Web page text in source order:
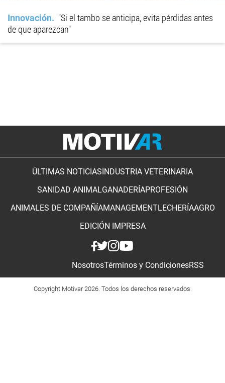
Innovación
"Si el tambo se anticipa, evita pérdidas antes
de que aparezcan"
ÚLTIMAS NOTICIAS INDUSTRIA VETERINARIA
SANIDAD ANIMALGANADERÍAPROFESIÓN
ANIMALES DE COMPAÑÍAMANAGEMENTLECHERÍAAGRO
EDICIÓN IMPRESA
NosotrosTérminos y CondicionesRSS
Copyright Motivar 2026. Todos los derechos reservados.